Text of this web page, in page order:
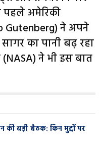
अमेरिकी
Gutenberg) ने अपने
का पानी बढ़ रहा
ने भी इस बात
की बड़ी बैठक: किन मुद्दों पर